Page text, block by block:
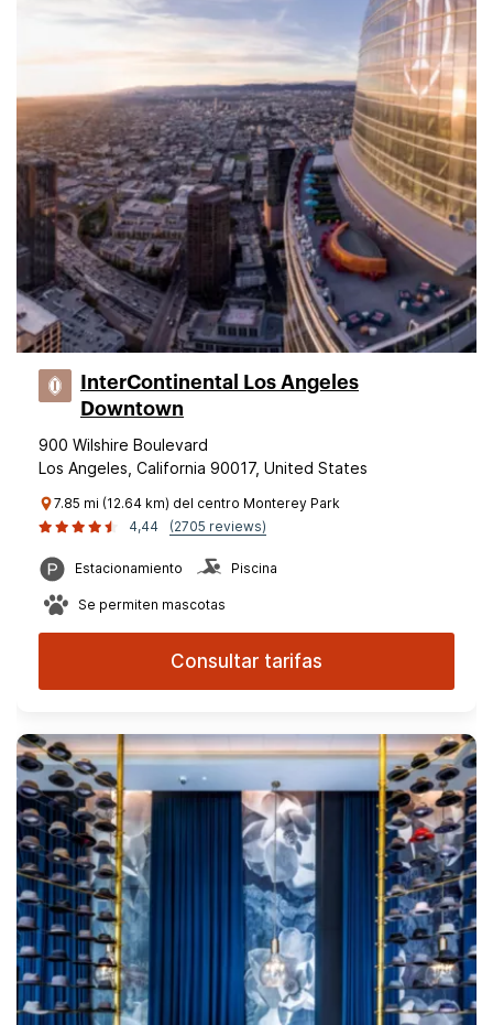
InterContinental Los Angeles
Downtown
900 Wilshire Boulevard
Los Angeles, California 90017, United States
7.85 mi (12.64 km) del centro Monterey Park
4,44
(2705 reviews)
Estacionamiento Piscina
Se permiten mascotas
Consultar tarifas